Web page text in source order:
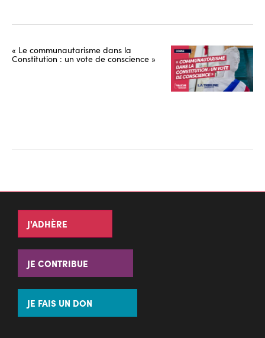
« Le communautarisme dans la
Constitution : un vote de conscience »
J'ADHÈRE
JE CONTRIBUE
JE FAIS UN DON